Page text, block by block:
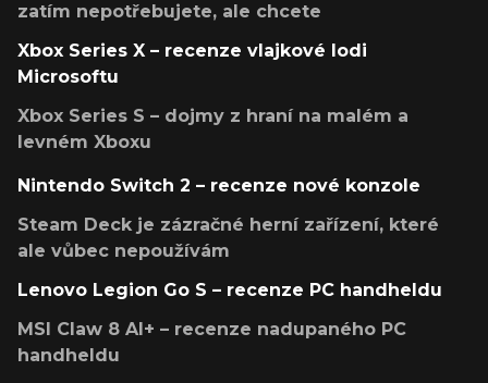
zatím nepotřebujete, ale chcete
Xbox Series X – recenze vlajkové lodi
Microsoftu
Xbox Series S – dojmy z hraní na malém a
levném Xboxu
Nintendo Switch 2 – recenze nové konzole
Steam Deck je zázračné herní zařízení, které
ale vůbec nepoužívám
Lenovo Legion Go S – recenze PC handheldu
MSI Claw 8 AI+ – recenze nadupaného PC
handheldu